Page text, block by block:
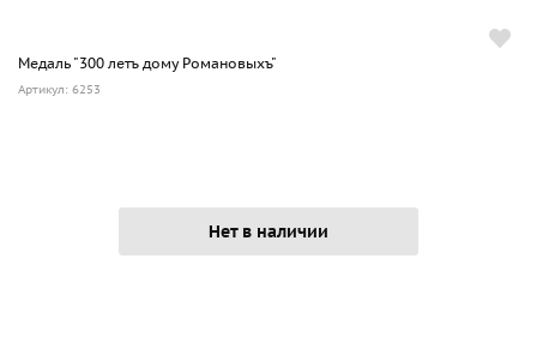
Медаль "300 летъ дому Романовыхъ"
Артикул: 6253
Нет в наличии